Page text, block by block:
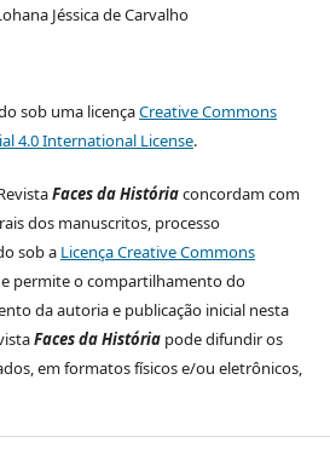
Jéssica de Carvalho
sob uma licençaCreative Commons
4.0 International License.
Faces da Históriaconcordam com
dos manuscritos, processo
sob a Licença Creative Commons
permite o compartilhamento do
da autoria e publicação inicial nesta
Faces da Históriapode difundir os
em formatos físicos e/ou eletrônicos,